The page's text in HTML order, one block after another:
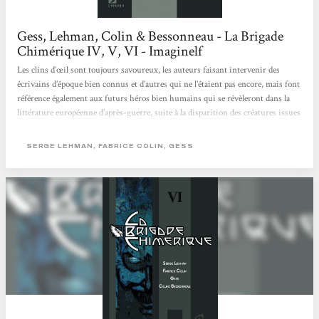
Gess, Lehman, Colin & Bessonneau - La Brigade
Chimérique IV, V, VI - Imaginelf
Les clins d’œil sont toujours savoureux, les auteurs faisant intervenir des
écrivains d’époque bien connus et d’autres qui ne l’étaient pas encore, mais font
référence également aux futurs héros bien humains qui se révèleront dans la
littérature européenne d’après-guerre, suite à la disparition des créatures issues
en tête d’une part cette photo de famille de tous les surhommes européens, que
SERGE LEHMAN, FABRICE COLIN, GESS